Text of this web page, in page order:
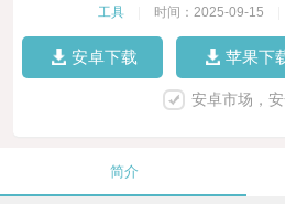
工具 时间：2025-09-15
安卓下载 苹果下
安卓市场，
简介